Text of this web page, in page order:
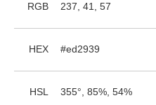
RGB 237, 41, 57
HEX #ed2939
HSL 355°, 85%, 54%